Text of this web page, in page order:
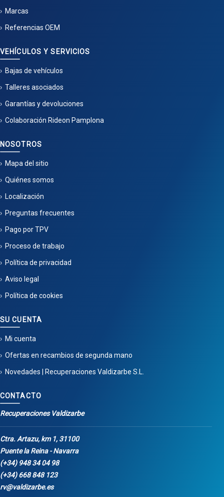
Marcas
Referencias OEM
VEHÍCULOS Y SERVICIOS
Bajas de vehículos
Talleres asociados
Garantías y devoluciones
Colaboración Rideon Pamplona
NOSOTROS
Mapa del sitio
Quiénes somos
Localización
Preguntas frecuentes
Pago por TPV
Proceso de trabajo
Política de privacidad
Aviso legal
Política de cookies
SU CUENTA
Mi cuenta
Ofertas en recambios de segunda mano
Novedades | Recuperaciones Valdizarbe S.L.
CONTACTO
Recuperaciones Valdizarbe
Ctra. Artazu, km 1, 31100
Puente la Reina - Navarra
(+34) 948 34 04 98
(+34) 668 848 123
rv@valdizarbe.es